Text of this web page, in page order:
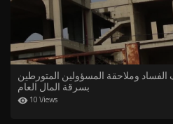
وملاحقة المسؤولين المتورطين
بسرقة المال العام
10 Views